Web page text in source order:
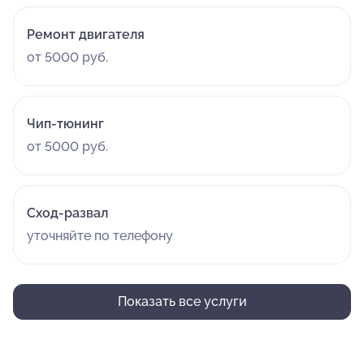
Ремонт двигателя
от 5000 руб.
Чип-тюнинг
от 5000 руб.
Сход-развал
уточняйте по телефону
Показать все услуги